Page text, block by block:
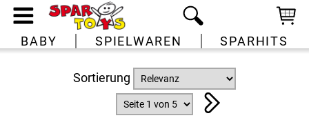
BABY SPIELWAREN SPARHITS
Sortierung